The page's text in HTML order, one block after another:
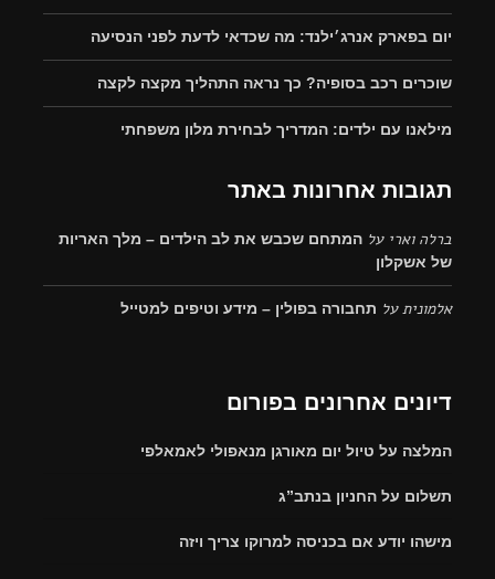
יום בפארק אנרג׳ילנד: מה שכדאי לדעת לפני הנסיעה
שוכרים רכב בסופיה? כך נראה התהליך מקצה לקצה
מילאנו עם ילדים: המדריך לבחירת מלון משפחתי
תגובות אחרונות באתר
ברלה וארי על המתחם שכבש את לב הילדים – מלך האריות
של אשקלון
אלמוניתעל תחבורה בפולין – מידע וטיפים למטייל
דיונים אחרונים בפורום
המלצה על טיול יום מאורגן מנאפולי לאמאלפי
תשלום על החניון בנתב”ג
מישהו יודע אם בכניסה למרוקו צריך ויזה